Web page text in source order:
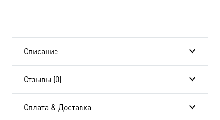
Описание
Отзывы (0)
Оплата & Доставка